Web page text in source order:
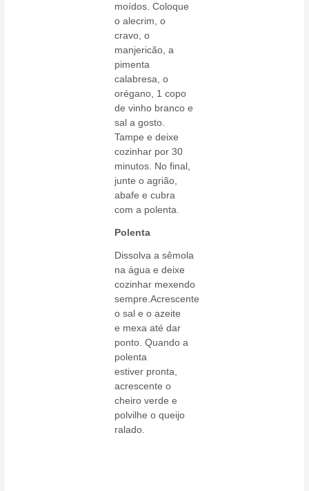
moídos. Coloque
o alecrim, o
cravo, o
manjericão, a
pimenta
calabresa, o
orégano, 1 copo
de vinho branco e
sal a gosto.
Tampe e deixe
cozinhar por 30
minutos. No final,
junte o agrião,
abafe e cubra
com a polenta.
Polenta
Dissolva a sêmola
na água e deixe
cozinhar mexendo
sempre.Acrescente
o sal e o azeite
e mexa até dar
ponto. Quando a
polenta
estiver pronta,
acrescente o
cheiro verde e
polvilhe o queijo
ralado.